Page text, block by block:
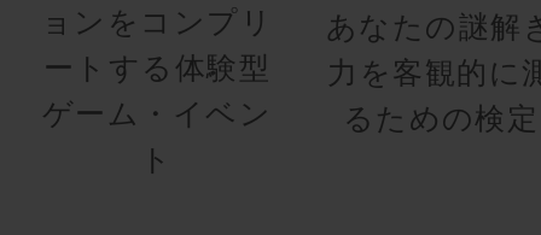
ョンをコンプリ
ートする体験型
ゲーム・イベン
ト
あなたの謎解
力を客観的に
るための検定